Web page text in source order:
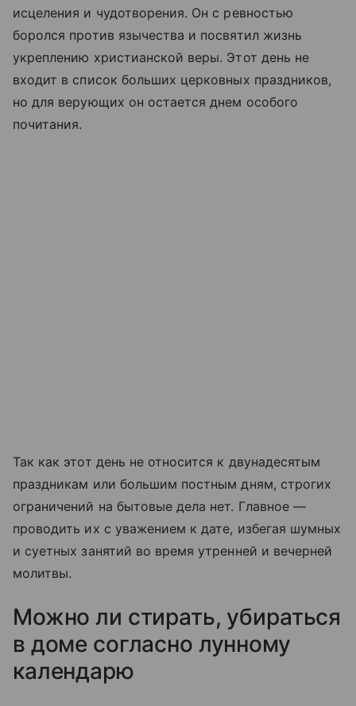
исцеления и чудотворения. Он с ревностью
боролся против язычества и посвятил жизнь
укреплению христианской веры. Этот день не
входит в список больших церковных праздников,
но для верующих он остается днем особого
почитания.
Так как этот день не относится к двунадесятым
праздникам или большим постным дням, строгих
ограничений на бытовые дела нет. Главное —
проводить их с уважением к дате, избегая шумных
и суетных занятий во время утренней и вечерней
молитвы.
Можно ли стирать, убираться
в доме согласно лунному
календарю